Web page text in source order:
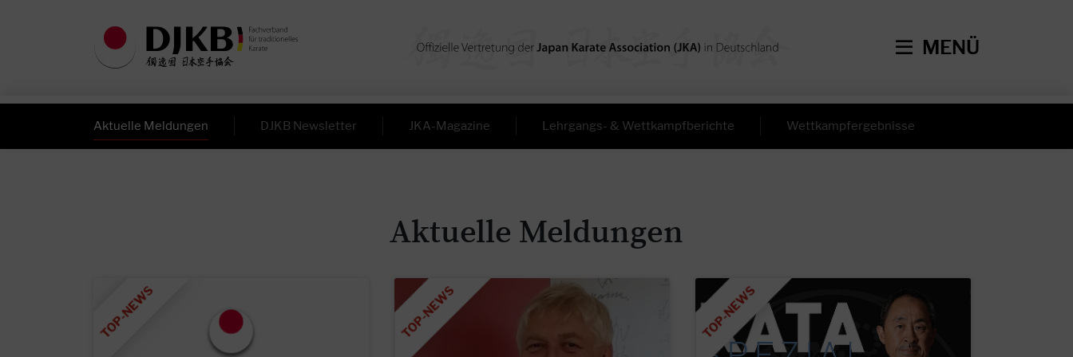
MENÜ
Aktuelle Meldungen DJKB Newsletter JKA-Magazine Lehrgangs- & Wettkampfberichte Wettkampfergebnisse
Aktuelle Meldungen